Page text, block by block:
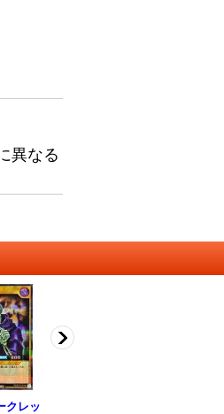
異なる
クレッ